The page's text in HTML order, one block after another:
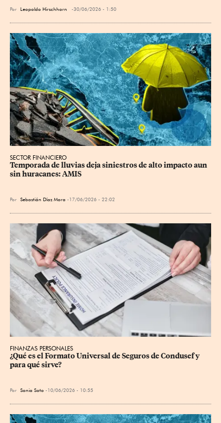
Por Leopoldo Hirschhorn 30/06/2026 - 1:50
SECTOR FINANCIERO
Temporada de lluvias deja siniestros de alto impacto aun
sin huracanes: AMIS
Por Sebastián Díaz Mora 17/06/2026 - 22:02
FINANZAS PERSONALES
¿Qué es el Formato Universal de Seguros de Condusef y
para qué sirve?
Por Sonia Soto 10/06/2026 - 10:55